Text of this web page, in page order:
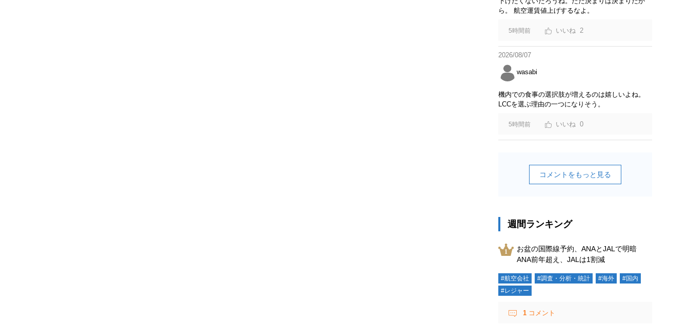
ら。 航空運賃値上げするなよ。
5時間前 2
2026/08/07
wasabi
機内での食事の選択肢が増えるのは嬉しいよね。
LCCを選ぶ理由の一つになりそう。
5時間前 0
コメントをもっと見る
週間ランキング
お盆の国際線予約、ANAとJALで明暗
ANA前年超え、JALは1割減
#航空会社 #調査・分析・統計 #海外
#国内
#レジャー
1 コメント